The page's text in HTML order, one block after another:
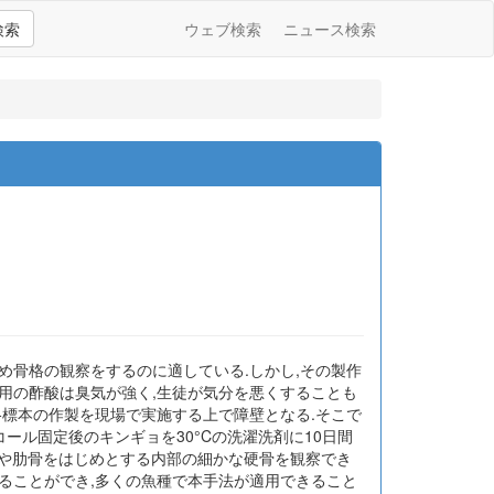
索 ウェブ検索 ニュース検索
骨格の観察をするのに適している.しかし,その製作
酢酸は臭気が強く,生徒が気分を悪くすることも
本の作製を現場で実施する上で障壁となる.そこで
ル固定後のキンギョを30°Cの洗濯洗剤に10日間
骨をはじめとする内部の細かな硬骨を観察でき
とができ,多くの魚種で本手法が適用できること